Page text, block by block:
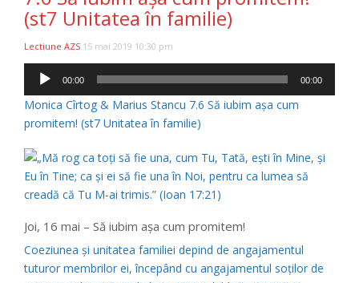
(st7 Unitatea în familie)
Lectiune AZS 15 mai 2019 10:30 pm
Player
audio
00:00 00:00
Monica Cîrtog & Marius Stancu 7.6 Să iubim aşa cum
promitem! (st7 Unitatea în familie)
Joi, 16 mai – Să iubim aşa cum promitem!
Coeziunea şi unitatea familiei depind de angajamentul
tuturor membrilor ei, începând cu angajamentul soţilor de